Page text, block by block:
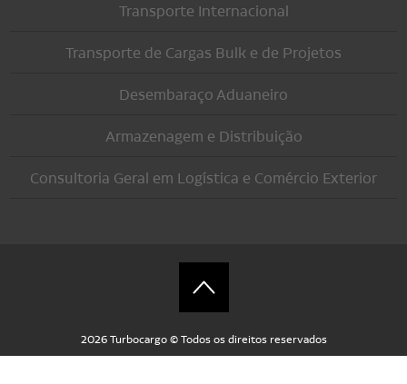
Transporte Internacional
Transporte de Cargas Bulk e de Projetos
Desembaraço Aduaneiro
Armazenagem e Distribuição
Consultoria Geral em Logística e Comércio Exterior
2026 Turbocargo © Todos os direitos reservados